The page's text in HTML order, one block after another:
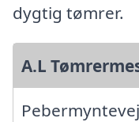
dygtig tømrer.
A.L